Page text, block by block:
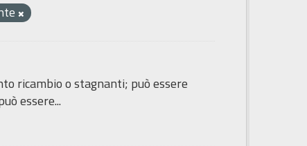
ricambio o stagnanti; può essere
essere...